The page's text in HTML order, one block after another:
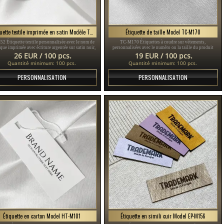
Étiquette textile personnalisée avec le nom de
imprimée avec écriture argentée sur satin noir,
aux vêtements ou aux différents accessoires
vestimentaires.
26 EUR / 100 pcs.
Quantité minimum: 100 pcs.
PERSONNALISATION
Étiquette de taille Model TC-M170
TC-M170 Étiquettes à coudre sur vêtements,
personnalisées avec le numéro ou la taille du produit
vestimentaire, réalisées sur commande en satin.
19 EUR / 100 pcs.
Quantité minimum: 100 pcs.
PERSONNALISATION
Étiquette en carton Model HT-M101 Étiquette en simili cuir Model EP-M156